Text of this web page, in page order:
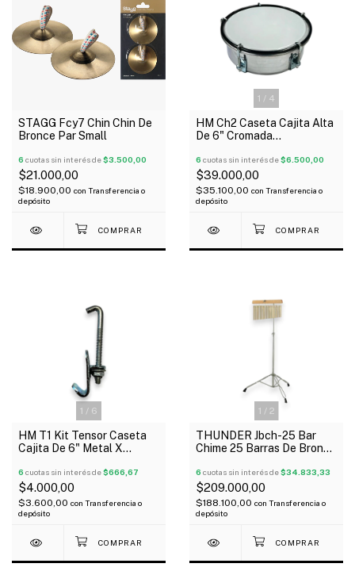
STAGG Fcy7 Chin Chin De
Bronce Par Small
6 cuotas sin interés de$3.500,00
$21.000,00
$18.900,00 con Transferencia o
depósito
1 / 4
HM Ch2 Caseta Cajita Alta
De 6" Cromada
6 cuotas sin interés de$6.500,00
$39.000,00
$35.100,00 con Transferencia o
depósito
1 / 6
HM T1 Kit Tensor Caseta
Cajita De 6" Metal X
6 cuotas sin interés de$666,67
$4.000,00
$3.600,00 con Transferencia o
depósito
1 / 2
THUNDER Jbch-25 Bar
Chime 25 Barras De Bronce
6 cuotas sin interés de$34.833,33
$209.000,00
$188.100,00 con Transferencia o
depósito